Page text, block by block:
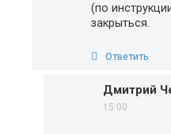
(по
закрыться.
Ответить
Дмитрий
15:00